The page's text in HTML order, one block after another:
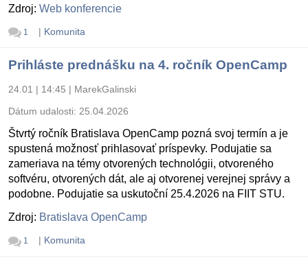
Zdroj: Web konferencie
1 | Komunita
Prihláste prednášku na 4. ročník OpenCamp
24.01 | 14:45 | MarekGalinski
Dátum udalosti: 25.04.2026
Štvrtý ročník Bratislava OpenCamp pozná svoj termín a je
spustená možnosť prihlasovať príspevky. Podujatie sa
zameriava na témy otvorených technológii, otvoreného
softvéru, otvorených dát, ale aj otvorenej verejnej správy a
podobne. Podujatie sa uskutoční 25.4.2026 na FIIT STU.
Zdroj: Bratislava OpenCamp
1 | Komunita